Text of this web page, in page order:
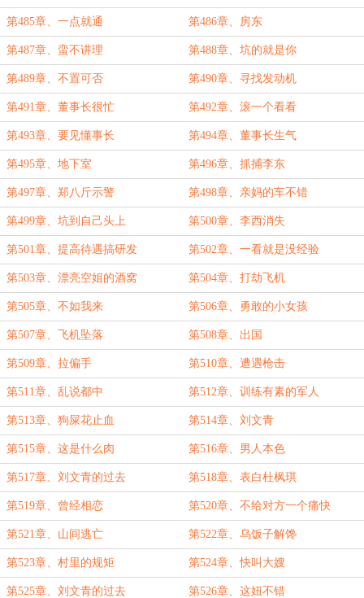
第485章、一点就通 第486章、房东
第487章、蛮不讲理 第488章、坑的就是你
第489章、不置可否 第490章、寻找发动机
第491章、董事长很忙 第492章、滚一个看看
第493章、要见懂事长 第494章、董事长生气
第495章、地下室 第496章、抓捕李东
第497章、郑八斤示警 第498章、亲妈的车不错
第499章、坑到自己头上 第500章、李西消失
第501章、提高待遇搞研发 第502章、一看就是没经验
第503章、漂亮空姐的酒窝 第504章、打劫飞机
第505章、不如我来 第506章、勇敢的小女孩
第507章、飞机坠落 第508章、出国
第509章、拉偏手 第510章、遭遇枪击
第511章、乱说都中 第512章、训练有素的军人
第513章、狗屎花止血 第514章、刘文青
第515章、这是什么肉 第516章、男人本色
第517章、刘文青的过去 第518章、表白杜枫琪
第519章、曾经相恋 第520章、不给对方一个痛快
第521章、山间逃亡 第522章、乌饭子解馋
第523章、村里的规矩 第524章、快叫大嫂
第525章、刘文青的过去 第526章、这妞不错